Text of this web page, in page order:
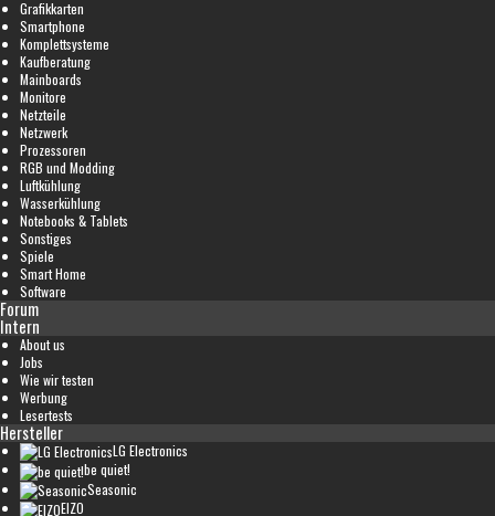
Grafikkarten
Smartphone
Komplettsysteme
Kaufberatung
Mainboards
Monitore
Netzteile
Netzwerk
Prozessoren
RGB und Modding
Luftkühlung
Wasserkühlung
Notebooks & Tablets
Sonstiges
Spiele
Smart Home
Software
Forum
Intern
About us
Jobs
Wie wir testen
Werbung
Lesertests
Hersteller
LG Electronics
be quiet!
Seasonic
EIZO